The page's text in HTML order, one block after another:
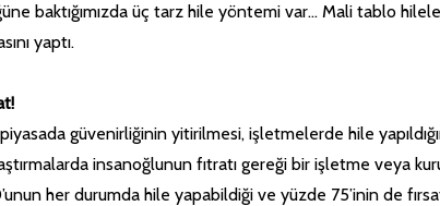
baktığımızda üç tarz hile yöntemi var… Mali tablo
yaptı.
piyasada güvenirliğinin yitirilmesi, işletmelerde hile
insanoğlunun fıtratı gereği bir işletme veya
her durumda hile yapabildiği ve yüzde 75’inin de